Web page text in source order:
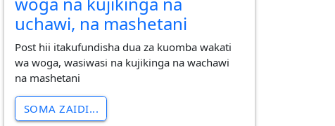
uchawi, na mashetani
Post hii itakufundisha dua za kuomba wakati
wa woga, wasiwasi na kujikinga na wachawi
na mashetani
SOMA ZAIDI...